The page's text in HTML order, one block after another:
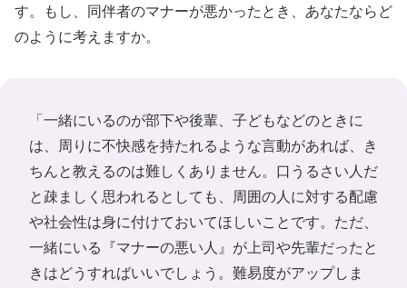
す。もし、同伴者のマナーが悪かったとき、あなたならど
のように考えますか。
「一緒にいるのが部下や後輩、子どもなどのときに
は、周りに不快感を持たれるような言動があれば、き
ちんと教えるのは難しくありません。口うるさい人だ
と疎ましく思われるとしても、周囲の人に対する配慮
や社会性は身に付けておいてほしいことです。ただ、
一緒にいる『マナーの悪い人』が上司や先輩だったと
きはどうすればいいでしょう。難易度がアップしま